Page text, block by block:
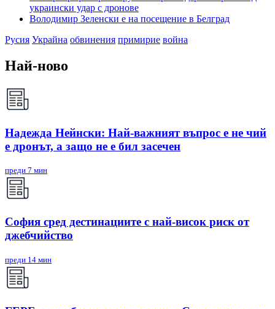
украински удар с дронове
Володимир Зеленски е на посещение в Белград
Русия Украйна обвинения примирие война
Най-ново
Надежда Нейнски: Най-важният въпрос е не чий
е дронът, а защо не е бил засечен
преди 7 мин
София сред дестинациите с най-висок риск от
джебчийство
преди 14 мин